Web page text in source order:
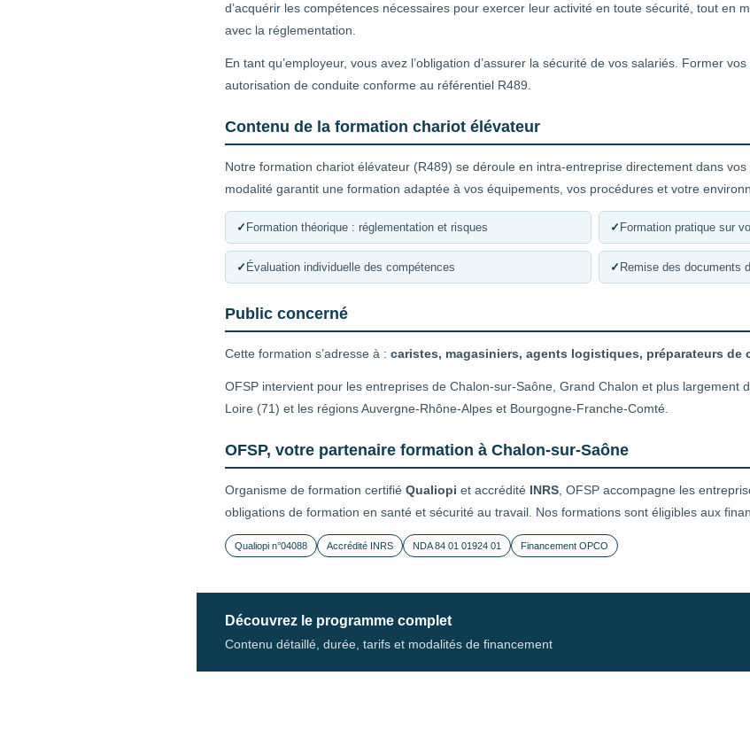
d’acquérir les compétences nécessaires pour exercer leur activité en toute sécurité, tout en
avec la réglementation.
En tant qu’employeur, vous avez l’obligation d’assurer la sécurité de vos salariés. Former
autorisation de conduite conforme au référentiel R489.
Contenu de la formation chariot élévateur
Notre formation chariot élévateur (R489) se déroule en intra-entreprise directement dans
modalité garantit une formation adaptée à vos équipements, vos procédures et votre
✓ Formation théorique : réglementation et risques ✓ Formation pratique sur
✓ Évaluation individuelle des compétences ✓ Remise des documents
Public concerné
Cette formation s’adresse à : caristes, magasiniers, agents logistiques, préparateurs de
OFSP intervient pour les entreprises de Chalon-sur-Saône, Grand Chalon et plus largement
Loire (71) et les régions Auvergne-Rhône-Alpes et Bourgogne-Franche-Comté.
OFSP, votre partenaire formation à Chalon-sur-Saône
Organisme de formation certifié Qualiopi et accrédité INRS , OFSP accompagne les
obligations de formation en santé et sécurité au travail. Nos formations sont éligibles aux
Qualiopi n°04088 Accrédité INRS NDA 84 01 01924 01 Financement OPCO
Découvrez le programme complet
Contenu détaillé, durée, tarifs et modalités de financement